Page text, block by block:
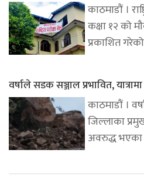
काठमाडौं ।
कक्षा १२ को
प्रकाशित
वर्षाले सडक सञ्जाल प्रभावित,
काठमाडौं ।
जिल्लाका
अवरुद्ध